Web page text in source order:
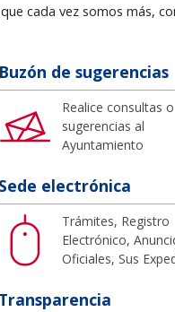
cada vez somos más,
Buzón de sugerencias
Realice consultas o
sugerencias al
Ayuntamiento
Sede electrónica
Trámites, Registro
Electrónico,
Oficiales, Sus
Transparencia